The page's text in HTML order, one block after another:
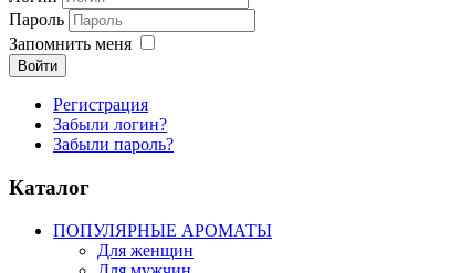
Пароль
Запомнить меня
Войти
Регистрация
Забыли логин?
Забыли пароль?
Каталог
ПОПУЛЯРНЫЕ АРОМАТЫ
Для женщин